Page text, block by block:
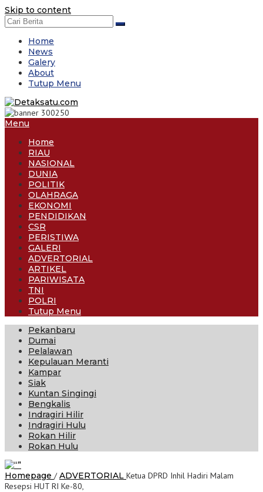
Skip to content
Home
News
Galery
About
Tutup Menu
Menu
Home
RIAU
NASIONAL
DUNIA
POLITIK
OLAHRAGA
EKONOMI
PENDIDIKAN
CSR
PERISTIWA
GALERI
ADVERTORIAL
ARTIKEL
PARIWISATA
TNI
POLRI
Tutup Menu
Pekanbaru
Dumai
Pelalawan
Kepulauan Meranti
Kampar
Siak
Kuntan Singingi
Bengkalis
Indragiri Hilir
Indragiri Hulu
Rokan Hilir
Rokan Hulu
Homepage / ADVERTORIAL Ketua DPRD Inhil Hadiri Malam
Resepsi HUT RI Ke-80,